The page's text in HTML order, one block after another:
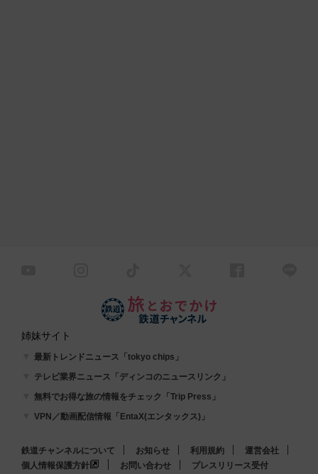
姉妹サイト
最新トレンドニュース「tokyo chips」
テレビ業界ニュース「ディンコのニュースリンク」
無料でお得な旅の情報をチェック「Trip Press」
VPN／動画配信情報「EntaX(エンタックス)」
鉄道チャンネルについて お知らせ 利用規約
運営会社
個人情報保護方針
お問い合わせ プレスリリース受付